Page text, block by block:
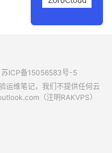
苏ICP备15056583号-5
运维笔记，我们不提供任何云
（注明RAKVPS）